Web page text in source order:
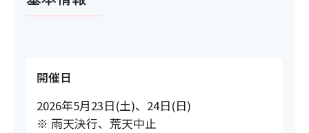
開催日
2026年5月23日(土)、24日(日)
※ 雨天決行、荒天中止